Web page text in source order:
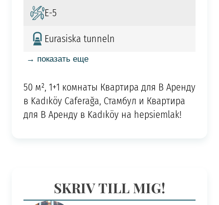
E-5
Eurasiska tunneln
→ показать еще
50 м², 1+1 комнаты Квартира для В Аренду
в Kadıköy Caferağa, Стамбул и Квартира
для В Аренду в Kadıköy на hepsiemlak!
SKRIV TILL MIG!